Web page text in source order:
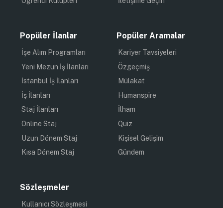
istediklerimizi ve yapmak istediklerimizi yapamıyoruz.
bazense içinde bulunduğumuz durumlardan
kaynaklanıyor. Eğer sizde ekonomi ve borsa odaklı
takip yapmak istiyorum fakat vakit bulamıyorum
diyorsanız bu yazıya göz atmalısınız!
Metro, otobüs beklerken veya yemek molanızda
telefonunuzu elinize alarak bulunduğunuz konumda
veya global anlamda ekonomik olarak neler olup
bitiyor bunlarıöğrenebileceğiniz harika uygulamalar
mevcut. Üstelik yorum yapıp konuyla alakalı
diye soruyorsanız okumaya devam edin!